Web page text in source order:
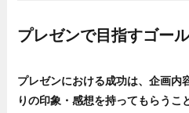
プレゼンで目指すゴー
プレゼンにおける成功は、企画内
りの印象・感想を持ってもらうこ